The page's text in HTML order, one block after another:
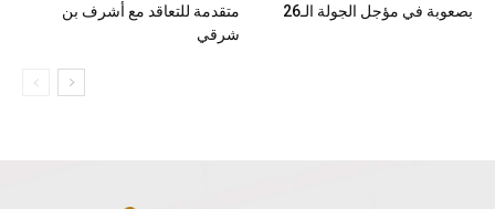
متقدمة للتعاقد مع أشرف بن
شرقي
بصعوبة في مؤجل الجولة الـ26